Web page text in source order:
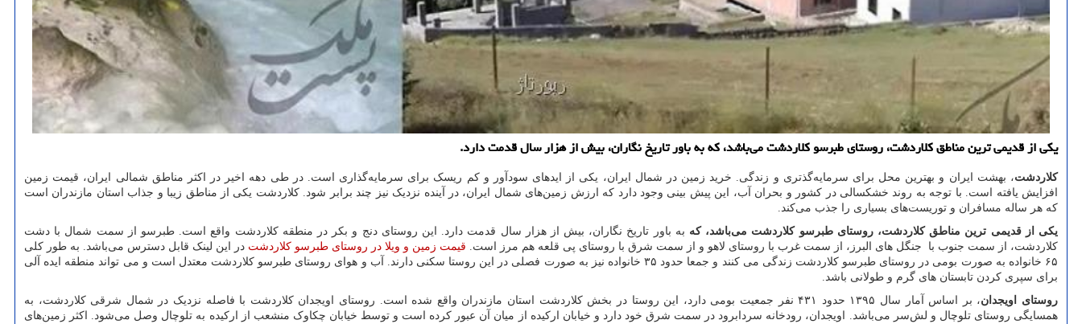
یکی از قدیمی‌ ترین مناطق کلاردشت، روستای طبرسو کلاردشت می‌باشد، که به باور تاریخ نگاران، بیش از هزار سال قدمت دارد.
کلاردشت، بهشت ایران و بهترین محل برای سرمایه‌گذتری و زندگی. خرید زمین در شمال ایران، یکی از اید‌های سودآور و کم ریسک برای سرمایه‌گذاری است. در طی دهه اخیر در اکثر مناطق شمالی ایران، قیمت زمین
افزایش یافته است. با توجه به روند خشکسالی در کشور و بحران آب، این پیش بینی وجود دارد که ارزش زمین‌های شمال ایران، در آینده نزدیک نیز چند برابر شود. کلاردشت یکی از مناطق زیبا و جذاب استان مازندران است
که هر ساله مسافران و توریست‌های بسیاری را جذب می‌کند.
یکی از قدیمی‌ ترین مناطق کلاردشت، روستای طبرسو کلاردشت می‌باشد، که به باور تاریخ نگاران، بیش از هزار سال قدمت دارد. این روستای دنج و بکر در منطقه کلاردشت واقع است. طبرسو از سمت شمال با دشت
کلاردشت، از سمت جنوب با جنگل های البرز، از سمت غرب با روستای لاهو و از سمت شرق با روستای پی قلعه هم مرز است. قیمت زمین و ویلا در روستای طبرسو کلاردشت در این لینک قابل دسترس می‌باشد. به طور کلی
۶۵ خانواده به صورت بومی در روستای طبرسو کلاردشت زندگی می کنند و جمعا حدود ۳۵ خانواده نیز به صورت فصلی در این روستا سکنی دارند. آب و هوای روستای طبرسو کلاردشت معتدل است و می تواند منطقه ایده آلی
برای سپری کردن تابستان های گرم و طولانی باشد.
روستای اویجدان
، بر اساس آمار سال ۱۳۹۵ حدود ۴۳۱ نفر جمعیت بومی دارد، این روستا در بخش کلاردشت استان مازندران واقع شده است. روستای اویجدان کلاردشت با فاصله نزدیک در شمال شرقی کلاردشت، به
همسایگی روستای تلوچال و لش‌سر می‌باشد. اویجدان، رودخانه سردابرود در سمت شرق خود دارد و خیابان ارکیده از میان آن عبور کرده است و توسط خیابان چکاوک منشعب از ارکیده به تلوچال وصل می‌شود. اکثر زمین‌های